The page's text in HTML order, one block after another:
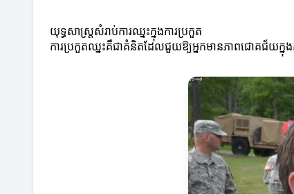
យុទ្ធសាស្ត្រសំរាប់ការឈ្នះក្នុងការប្រកួត
ការប្រកួតឈ្នះគឺជាគំនិតដែលជួយឱ្យអ្នកមានភាពជោគជ័យក្នុ